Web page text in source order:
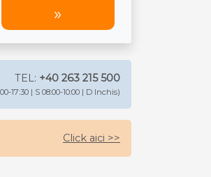
TEL: +40 263 215 500
17:30 | S 08:00-10:00 | D Inchis)
Click aici >>